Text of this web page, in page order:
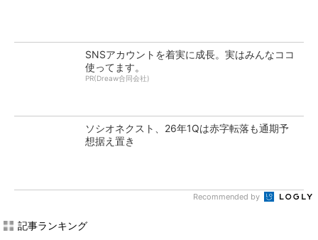
SNSアカウントを着実に成長。実はみんなココ
使ってます。
PR(Dreaw合同会社)
ソシオネクスト、26年1Qは赤字転落も通期予
想据え置き
Recommended by
記事ランキング